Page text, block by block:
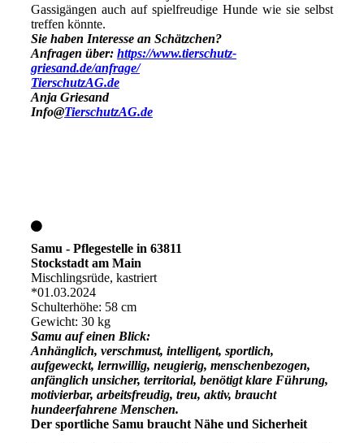
Gassigängen auch auf spielfreudige Hunde wie sie selbst
treffen könnte.
Sie haben Interesse an Schätzchen?
Anfragen über: https://www.tierschutz-
griesand.de/anfrage/
TierschutzAG.de
Anja Griesand
Info@TierschutzAG.de
Samu - Pflegestelle in 63811
Stockstadt am Main
Mischlingsrüde, kastriert
*01.03.2024
Schulterhöhe: 58 cm
Gewicht: 30 kg
Samu auf einen Blick:
Anhänglich, verschmust, intelligent, sportlich,
aufgeweckt, lernwillig, neugierig, menschenbezogen,
anfänglich unsicher, territorial, benötigt klare Führung,
motivierbar, arbeitsfreudig, treu, aktiv, braucht
hundeerfahrene Menschen.
Der sportliche Samu braucht Nähe und Sicherheit